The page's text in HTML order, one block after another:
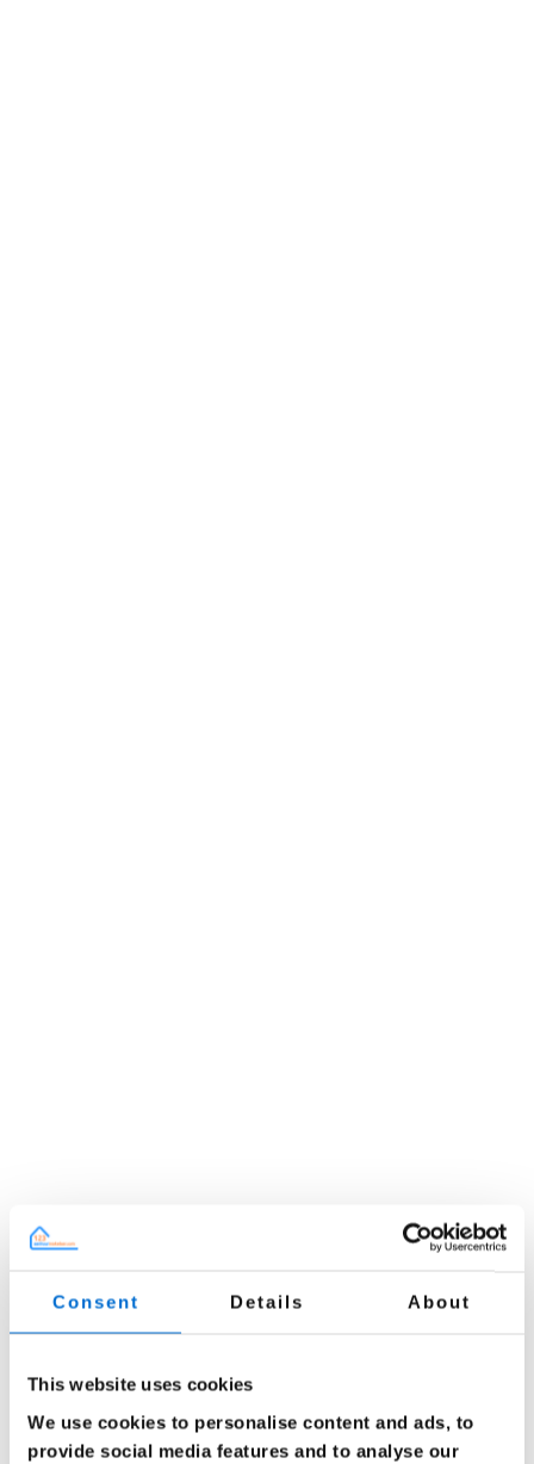
Consent Details About
This website uses cookies
We use cookies to personalise content and ads, to
provide social media features and to analyse our